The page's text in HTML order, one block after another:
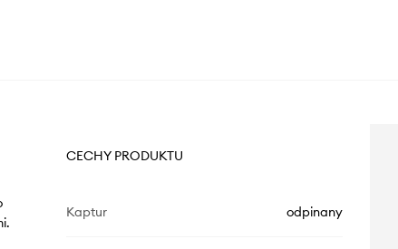
CECHY PRODUKTU
Kaptur odpinany